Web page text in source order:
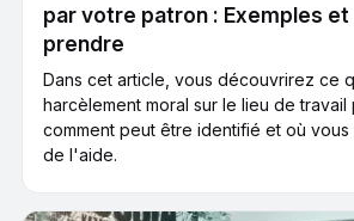
par votre patron : Exemples
prendre
Dans cet article, vous découvrirez ce
harcèlement moral sur le lieu de travail
comment peut être identifié et où
de l'aide.